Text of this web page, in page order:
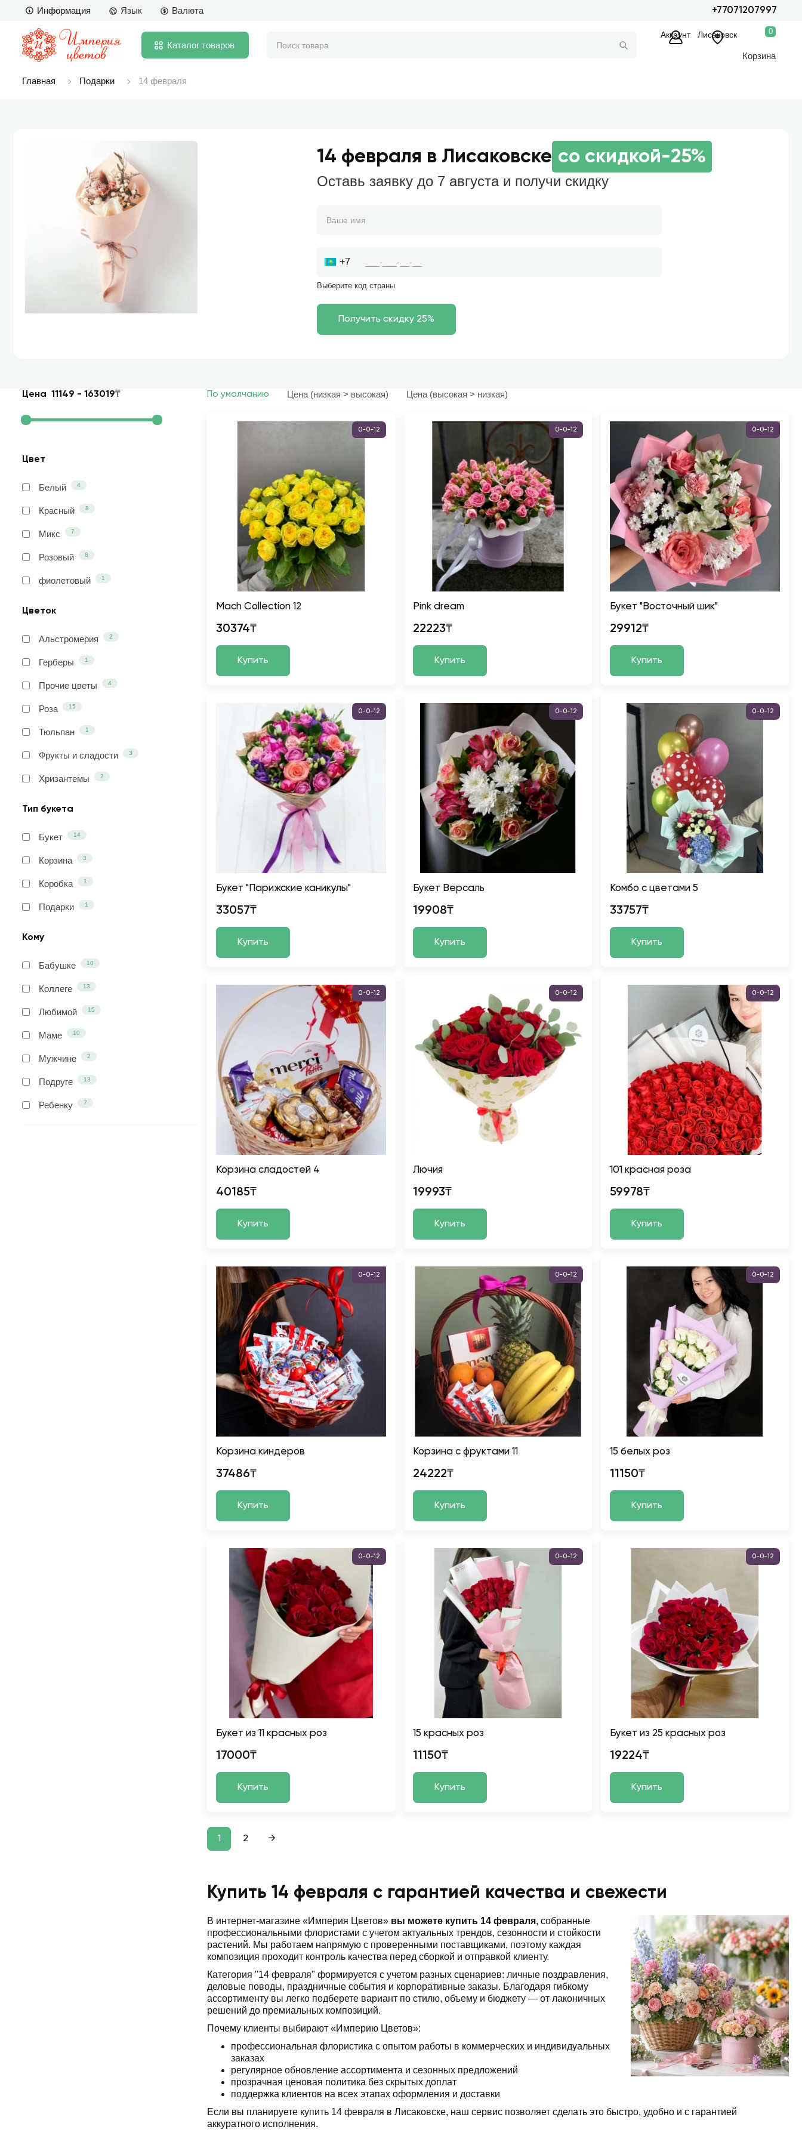
Информация Язык Валюта +77071207997
Каталог товаров
Аккаунт Лисаковск 0
Корзина
Главная Подарки 14 февраля
14 февраля в Лисаковске со скидкой-25%
Оставь заявку до 7 августа и получи скидку
+7
Выберите код страны
Цена 11149 - 163019₸
Цвет
Белый 4
Красный 8
Микс 7
Розовый 8
фиолетовый 1
Цветок
Альстромерия 2
Герберы 1
Прочие цветы 4
Роза 15
Тюльпан 1
Фрукты и сладости 3
Хризантемы 2
Тип букета
Букет 14
Корзина 3
Коробка 1
Подарки 1
Кому
Бабушке 10
Коллеге 13
Любимой 15
Маме 10
Мужчине 2
Подруге 13
Ребенку 7
По умолчанию Цена (низкая > высокая) Цена (высокая > низкая)
0-0-12
Mach Collection 12
30374₸
Купить
0-0-12
Pink dream
22223₸
Купить
0-0-12
Букет "Восточный шик"
29912₸
Купить
0-0-12
Букет "Парижские каникулы"
33057₸
Купить
0-0-12
Букет Версаль
19908₸
Купить
0-0-12
Комбо с цветами 5
33757₸
Купить
0-0-12
Корзина сладостей 4
40185₸
Купить
0-0-12
Лючия
19993₸
Купить
0-0-12
101 красная роза
59978₸
Купить
0-0-12
Корзина киндеров
37486₸
Купить
0-0-12
Корзина с фруктами 11
24222₸
Купить
0-0-12
15 белых роз
11150₸
Купить
0-0-12
Букет из 11 красных роз
17000₸
Купить
0-0-12
15 красных роз
11150₸
Купить
0-0-12
Букет из 25 красных роз
19224₸
Купить
1 2 →
Купить 14 февраля с гарантией качества и свежести
В интернет-магазине «Империя Цветов» вы можете купить 14 февраля, собранные
профессиональными флористами с учетом актуальных трендов, сезонности и стойкости
растений. Мы работаем напрямую с проверенными поставщиками, поэтому каждая
композиция проходит контроль качества перед сборкой и отправкой клиенту.
Категория "14 февраля" формируется с учетом разных сценариев: личные поздравления,
деловые поводы, праздничные события и корпоративные заказы. Благодаря гибкому
ассортименту вы легко подберете вариант по стилю, объему и бюджету — от лаконичных
решений до премиальных композиций.
Почему клиенты выбирают «Империю Цветов»:
профессиональная флористика с опытом работы в коммерческих и индивидуальных
заказах
регулярное обновление ассортимента и сезонных предложений
прозрачная ценовая политика без скрытых доплат
поддержка клиентов на всех этапах оформления и доставки
Если вы планируете купить 14 февраля в Лисаковске, наш сервис позволяет сделать это быстро, удобно и с гарантией
аккуратного исполнения.